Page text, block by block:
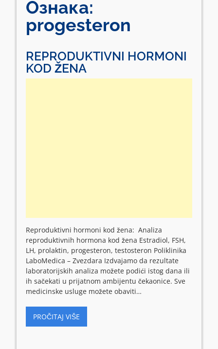
Ознака:
progesteron
REPRODUKTIVNI HORMONI
KOD ŽENA
Reproduktivni hormoni kod žena: Analiza
reproduktivnih hormona kod žena Estradiol, FSH,
LH, prolaktin, progesteron, testosteron Poliklinika
LaboMedica – Zvezdara Izdvajamo da rezultate
laboratorijskih analiza možete podići istog dana ili
ih sačekati u prijatnom ambijentu čekaonice. Sve
medicinske usluge možete obaviti…
PROČITAJ VIŠE